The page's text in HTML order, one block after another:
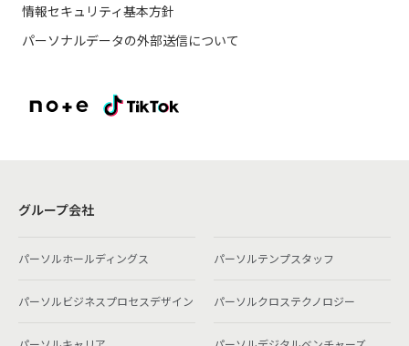
情報セキュリティ基本方針
パーソナルデータの外部送信について
グループ会社
パーソルホールディングス パーソルテンプスタッフ
パーソルビジネスプロセスデザイン パーソルクロステクノロジー